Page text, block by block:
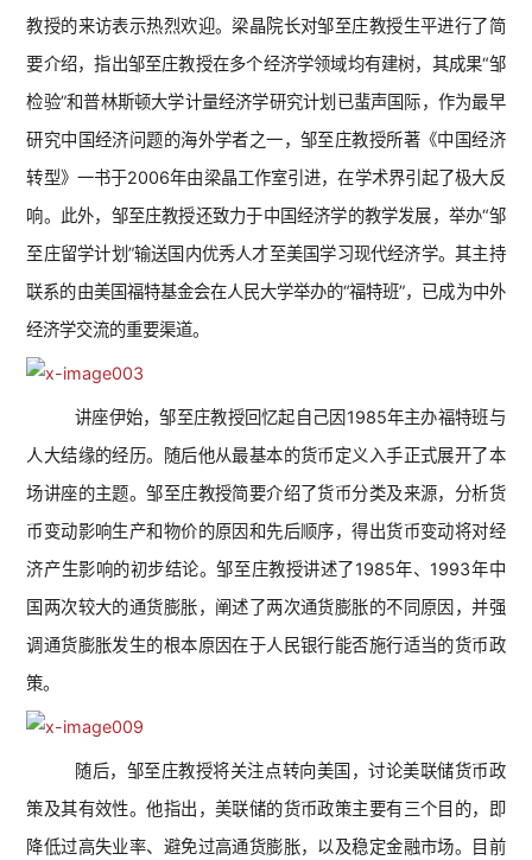
教授的来访表示热烈欢迎。梁晶院长对邹至庄教授生平进行了简
要介绍，指出邹至庄教授在多个经济学领域均有建树，其成果“邹
检验”和普林斯顿大学计量经济学研究计划已蜚声国际，作为最早
研究中国经济问题的海外学者之一，邹至庄教授所著《中国经济
转型》一书于2006年由梁晶工作室引进，在学术界引起了极大反
响。此外，邹至庄教授还致力于中国经济学的教学发展，举办“邹
至庄留学计划”输送国内优秀人才至美国学习现代经济学。其主持
联系的由美国福特基金会在人民大学举办的“福特班”，已成为中外
经济学交流的重要渠道。
讲座伊始，邹至庄教授回忆起自己因1985年主办福特班与
人大结缘的经历。随后他从最基本的货币定义入手正式展开了本
场讲座的主题。邹至庄教授简要介绍了货币分类及来源，分析货
币变动影响生产和物价的原因和先后顺序，得出货币变动将对经
济产生影响的初步结论。邹至庄教授讲述了1985年、1993年中
国两次较大的通货膨胀，阐述了两次通货膨胀的不同原因，并强
调通货膨胀发生的根本原因在于人民银行能否施行适当的货币政
策。
随后，邹至庄教授将关注点转向美国，讨论美联储货币政
策及其有效性。他指出，美联储的货币政策主要有三个目的，即
降低过高失业率、避免过高通货膨胀，以及稳定金融市场。目前